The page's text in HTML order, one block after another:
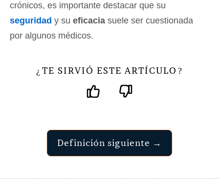
crónicos, es importante destacar que su
seguridad y su eficacia suele ser cuestionada
por algunos médicos.
¿ TE SIRVIÓ ESTE ARTÍCULO ?
Definición siguiente →